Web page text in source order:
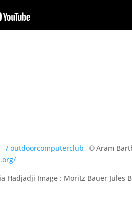
/ outdoorcomputerclub 🌐 Aram
Hadjadji Image : Moritz Bauer Jules